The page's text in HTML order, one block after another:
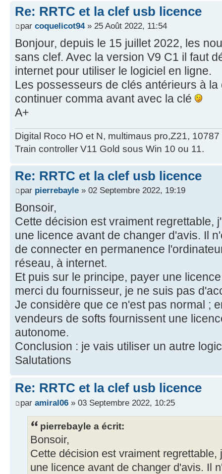
Re: RRTC et la clef usb licence
par coquelicot94» 25 Août 2022, 11:54
Bonjour, depuis le 15 juillet 2022, les
sans clef. Avec la version V9 C1 il faut
internet pour utiliser le logiciel en ligne.
Les possesseurs de clés antérieurs à
continuer comma avant avec la clé
A+
Digital Roco HO et N, multimaus pro,Z21,
Train controller V11 Gold sous Win 10 ou 11.
Re: RRTC et la clef usb licence
par pierrebayle » 02 Septembre 2022, 19:19
Bonsoir,
Cette décision est vraiment regrettable,
une licence avant de changer d'avis. Il
de connecter en permanence
réseau, à internet.
Et puis sur le principe, payer une
merci du fournisseur, je ne suis pas
Je considère que ce n'est pas normal ;
vendeurs de softs fournissent une
autonome.
Conclusion : je vais utiliser un autre
Salutations
Re: RRTC et la clef usb licence
par amiral06 » 03 Septembre 2022, 10:25
pierrebayle a écrit:
Bonsoir,
Cette décision est vraiment
une licence avant de changer d'avis. Il